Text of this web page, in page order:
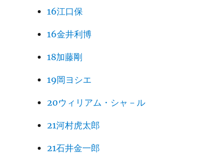
16江口保
16金井利博
18加藤剛
19岡ヨシエ
20ウィリアム・シャ－ル
21河村虎太郎
21石井金一郎